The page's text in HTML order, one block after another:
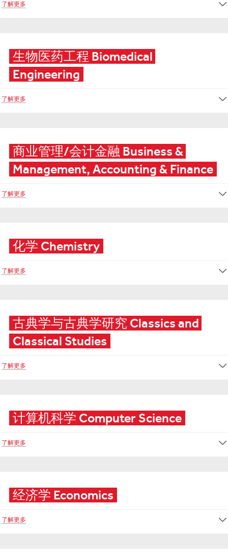
了解更多
生物医药工程 Biomedical
Engineering
了解更多
商业管理/会计金融 Business &
Management, Accounting & Finance
了解更多
化学 Chemistry
了解更多
古典学与古典学研究 Classics and
Classical Studies
了解更多
计算机科学 Computer Science
了解更多
经济学 Economics
了解更多